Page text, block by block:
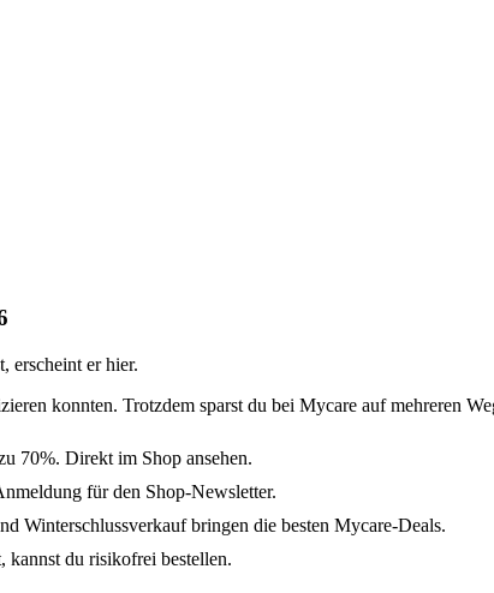
erscheint er hier.
konnten. Trotzdem sparst du bei Mycare auf mehreren
70%. Direkt im Shop ansehen.
für den Shop-Newsletter.
Winterschlussverkauf bringen die besten Mycare-Deals.
du risikofrei bestellen.